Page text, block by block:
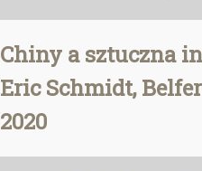
Chiny a sztuczna
Eric Schmidt,
2020